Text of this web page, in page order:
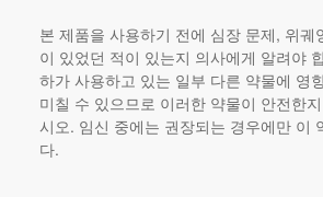
본 제품을 사용하기 전에 심장 문제, 위궤
이 있었던 적이 있는지 의사에게 알려야
하가 사용하고 있는 일부 다른 약물에 영
미칠 수 있으므로 이러한 약물이 안전한
시오. 임신 중에는 권장되는 경우에만 이
다.